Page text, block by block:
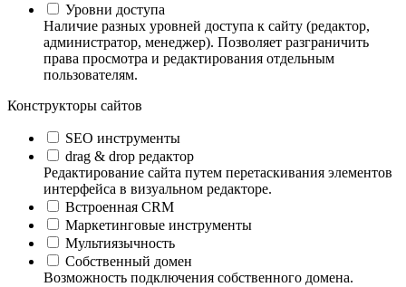
Уровни доступа
Наличие разных уровней доступа к сайту (редактор,
администратор, менеджер). Позволяет разграничить
права просмотра и редактирования отдельным
пользователям.
Конструкторы сайтов
SEO инструменты
drag & drop редактор
Редактирование сайта путем перетаскивания элементов
интерфейса в визуальном редакторе.
Встроенная CRM
Маркетинговые инструменты
Мультиязычность
Собственный домен
Возможность подключения собственного домена.